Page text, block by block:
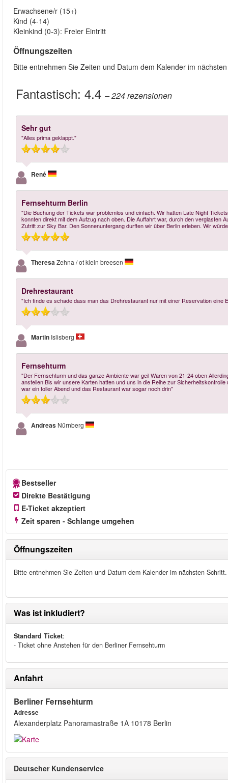
Erwachsene/r (15+)
Kind (4-14)
Kleinkind (0-3): Freier Eintritt
Öffnungszeiten
Bitte entnehmen Sie Zeiten und Datum dem Kalender im
Fantastisch: 4.4 – 224rezensionen
Sehr gut
"Alles prima geklappt."
René
Fernsehturm Berlin
"Die Buchung der Tickets war problemlos und einfach. Wir hatten Late Night
konnten direkt mit dem Aufzug nach oben. Die Auffahrt war, durch den verglasten
Zutritt zur Sky Bar. Den Sonnenuntergang durften wir über Berlin erleben. Wir
TheresaZehna / ot klein breesen
Drehrestaurant
"Ich finde es schade dass man das Drehrestaurant nur mit einer Reservation eine
Martin Islisberg
Fernsehturm
"Der Fernsehturm und das ganze Ambiente war geil Waren von 21-24 oben
anstellen Bis wir unsere Karten hatten und uns in die Reihe zur
war ein toller Abend und das Restaurant war sogar noch drin"
Andreas Nürnberg
Bestseller
Direkte Bestätigung
E-Ticket akzeptiert
Zeit sparen - Schlange umgehen
Öffnungszeiten
Bitte entnehmen Sie Zeiten und Datum dem Kalender im nächsten Schritt.
Was ist inkludiert?
Standard Ticket:
- Ticket ohne Anstehen für den Berliner Fernsehturm
Anfahrt
Berliner Fernsehturm
Adresse
Alexanderplatz Panoramastraße 1A 10178 Berlin
Deutscher Kundenservice